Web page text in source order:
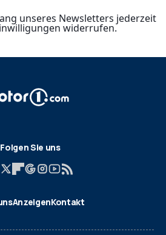
unseres Newsletters jederzeit
widerrufen.
Folgen Sie uns
AnzeigenKontakt